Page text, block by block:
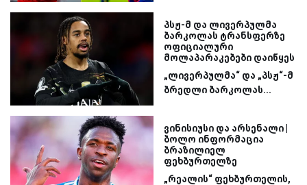
პსჟ-მ და ლივერპულმა
ბარკოლას ტრანსფერზე
ოფიციალური
მოლაპარაკებები დაიწყეს
„ლივერპულმა“ და „პსჟ“-მ
ბრედლი ბარკოლას...
ვინისიუსი და არსენალი |
ბოლო ინფორმაცია
ბრაზილიელ
ფეხბურთელზე
„რეალის“ ფეხბურთელის,